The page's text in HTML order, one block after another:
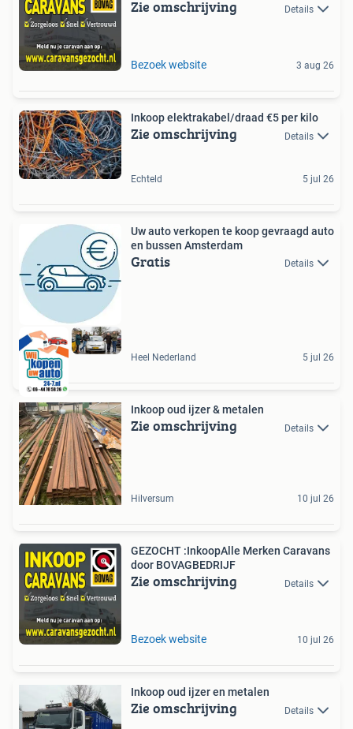
Zie omschrijving Details
Bezoek website 3 aug 26
Inkoop elektrakabel/draad €5 per kilo
Zie omschrijving Details
Echteld 5 jul 26
Uw auto verkopen te koop gevraagd auto
en bussen Amsterdam
Gratis Details
Heel Nederland 5 jul 26
Inkoop oud ijzer & metalen
Zie omschrijving Details
Hilversum 10 jul 26
GEZOCHT :InkoopAlle Merken Caravans
door BOVAGBEDRIJF
Zie omschrijving Details
Bezoek website 10 jul 26
Inkoop oud ijzer en metalen
Zie omschrijving Details